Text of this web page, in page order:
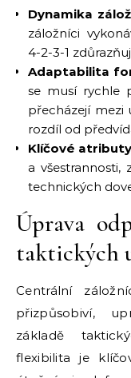
Dynamika
záložníci
4-2-3-1
Adaptabilita
se musí rychle
přecházejí mezi
rozdíl od
Klíčové
a všestrannosti,
technických
Úprava
taktických
Centrální
přizpůsobiví,
základě
flexibilita je